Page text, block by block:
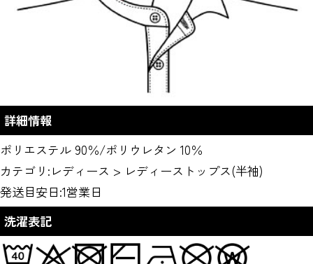
詳細情報
ポリエステル 90％/ポリウレタン 10％
カテゴリ: レディース > レディーストップス(半袖)
発送目安日:1営業日
洗濯表記